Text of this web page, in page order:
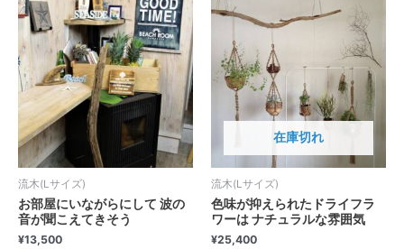
流木(Lサイズ)
お部屋にいながらにして 波の
音が聞こえてきそう
¥13,500
在庫切れ
流木(Lサイズ)
色味が抑えられたドライフラ
ワーは ナチュラルな雰囲気
¥25,400